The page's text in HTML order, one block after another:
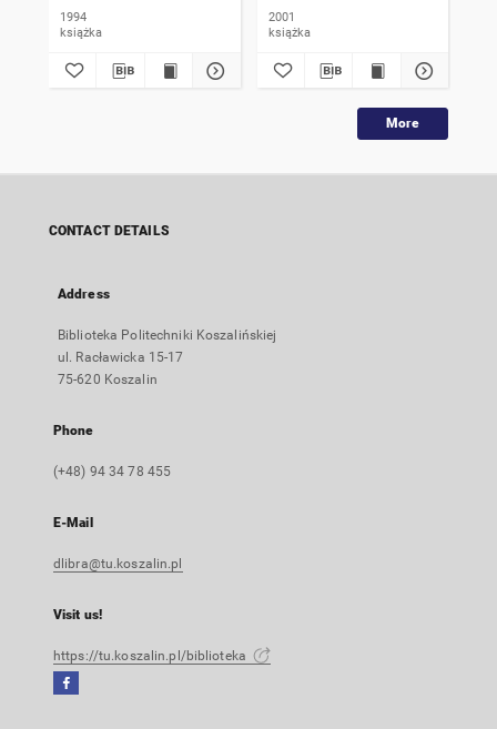
1994
książka
2001
książka
More
CONTACT DETAILS
Address
Biblioteka Politechniki Koszalińskiej
ul. Racławicka 15-17
75-620 Koszalin
Phone
(+48) 94 34 78 455
E-Mail
dlibra@tu.koszalin.pl
Visit us!
https://tu.koszalin.pl/biblioteka
Facebook